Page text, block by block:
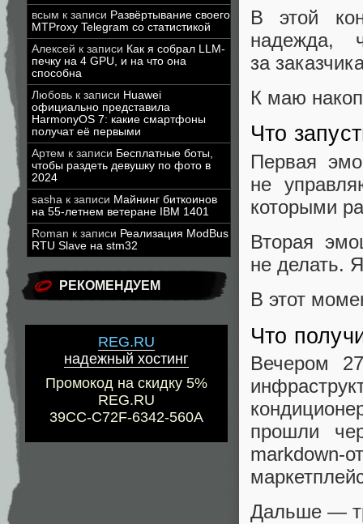
всым к записи Развёртывание своего
MTProxy Telegram со статистикой
Алексей к записи Как я собрал LLM-
печку на 4 GPU, и на что она
способна
Любовь к записи Huawei
официально представила
HarmonyOS 7: какие смартфоны
получат её первыми
Артем к записи Бесплатные боты,
чтобы раздеть девушку по фото в
2024
sasha к записи Майнинг биткоинов
на 55-летнем ветеране IBM 1401
Roman к записи Реализация ModBus
RTU Slave на stm32
РЕКОМЕНДУЕМ
REG.RU
надежный хостинг
Промокод на скидку 5%
REG.RU
39CC-C72F-6342-560A
В этой
надежда,
за
К маю
Что
Первая
не
которыми
Вторая
не делать.
В этот
Что
Вечером
прошли
Дальше —